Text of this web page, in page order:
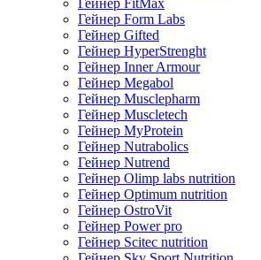
Гейнер Form Labs
Гейнер Gifted
Гейнер HyperStrenght
Гейнер Inner Armour
Гейнер Megabol
Гейнер Musclepharm
Гейнер Muscletech
Гейнер MyProtein
Гейнер Nutrabolics
Гейнер Nutrend
Гейнер Olimp labs nutrition
Гейнер Optimum nutrition
Гейнер OstroVit
Гейнер Power pro
Гейнер Scitec nutrition